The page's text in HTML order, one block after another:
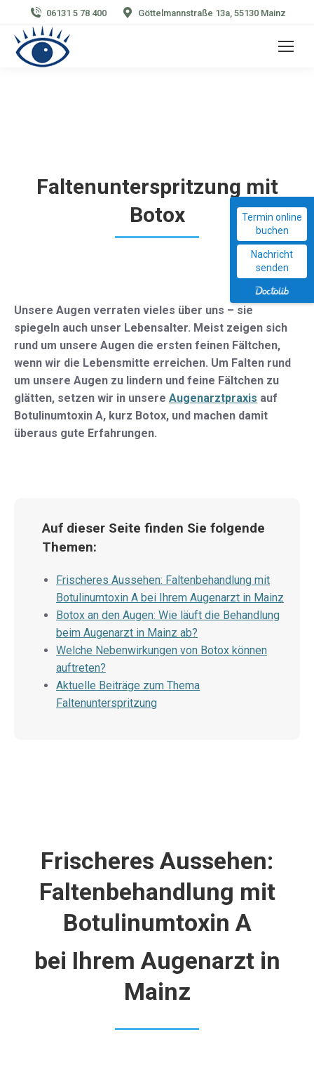
Termin online
buchen
Nachricht
senden
06131 5 78 400 Göttelmannstraße 13a, 55130 Mainz
Faltenunterspritzung mit
Botox
Unsere Augen verraten vieles über uns – sie
spiegeln auch unser Lebensalter. Meist zeigen sich
rund um unsere Augen die ersten feinen Fältchen,
wenn wir die Lebensmitte erreichen. Um Falten rund
um unsere Augen zu lindern und feine Fältchen zu
glätten, setzen wir in unsere Augenarztpraxis auf
Botulinumtoxin A, kurz Botox, und machen damit
überaus gute Erfahrungen.
Auf dieser Seite finden Sie folgende
Themen:
Frischeres Aussehen: Faltenbehandlung mit
Botulinumtoxin A bei Ihrem Augenarzt in Mainz
Botox an den Augen: Wie läuft die Behandlung
beim Augenarzt in Mainz ab?
Welche Nebenwirkungen von Botox können
auftreten?
Aktuelle Beiträge zum Thema
Faltenunterspritzung
Frischeres Aussehen:
Faltenbehandlung mit
Botulinumtoxin A
bei Ihrem Augenarzt in
Mainz